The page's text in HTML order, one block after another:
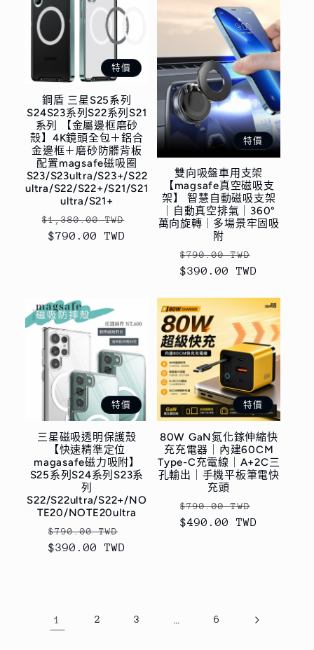
特價
鋼盾 三星S25系列
S24S23系列S22系列S21
系列 【金屬邊框磨砂
殼】4K鏡頭全包＋鋁合
金邊框＋磨砂防髒背板
配置magsafe磁吸圈
S23/S23ultra/S23+/S22
ultra/S22/S22+/S21/S21
ultra/S21+
定
價
$1,380.00 TWD
$790.00 TWD
特價
雙向吸盤車用支架
【magsafe真空磁吸支
架】 智慧自動磁吸支架
｜自動真空排氣｜360°
萬向旋轉｜多場景牢固吸
附
定
價
$790.00 TWD
$390.00 TWD
特價
三星磁吸透明保護殼
【快速精準定位
magasafe磁力吸附】
S25系列S24系列S23系
列
S22/S22ultra/S22+/NO
TE20/NOTE20ultra
定
價
$790.00 TWD
$390.00 TWD
特價
80W GaN氮化鎵伸縮快
充充電器｜內建60CM
Type-C充電線｜A+2C三
孔輸出｜手機平板筆電快
充頭
定
價
$790.00 TWD
$490.00 TWD
1 2 3 … 6